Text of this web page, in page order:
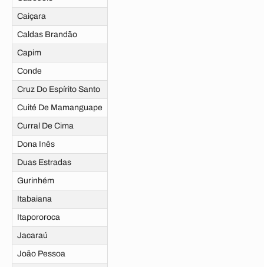
Caiçara
Caldas Brandão
Capim
Conde
Cruz Do Espírito Santo
Cuité De Mamanguape
Curral De Cima
Dona Inês
Duas Estradas
Gurinhém
Itabaiana
Itapororoca
Jacaraú
João Pessoa